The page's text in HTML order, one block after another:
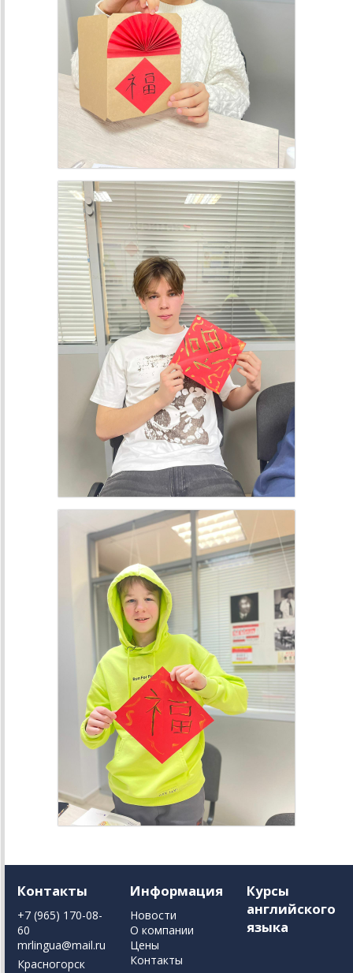
Контакты
+7 (965) 170-08-
60
mrlingua@mail.ru
Красногорск
Информация
Новости
О компании
Цены
Контакты
Курсы
английского
языка